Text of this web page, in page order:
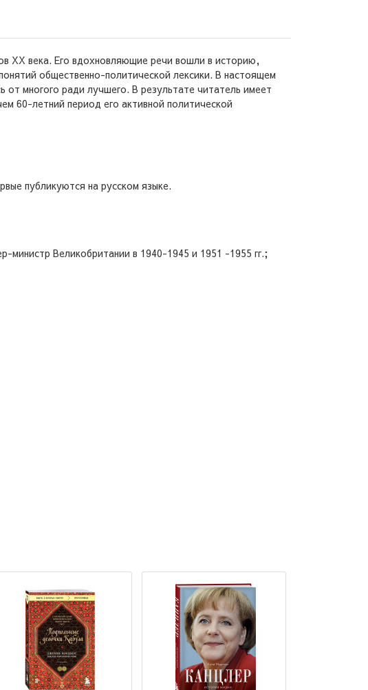
XX века. Его вдохновляющие речи вошли в историю,
общественно-политической лексики. В настоящем
от многого ради лучшего. В результате читатель имеет
60-летний период его активной политической
публикуются на русском языке.
министр Великобритании в 1940-1945 и 1951 -1955 гг.;